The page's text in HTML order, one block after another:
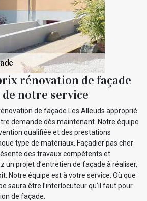
rénovation de façade
notre service
de façade Les Alleuds approprié
demande dès maintenant. Notre équipe
qualifiée et des prestations
type de matériaux. Façadier pas cher
des travaux compétents et
un projet d’entretien de façade à réaliser,
Notre équipe est à votre service. Où que
saura être l’interlocuteur qu’il faut pour
de façade.